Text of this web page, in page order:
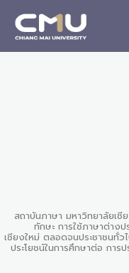
สถาบันภาษา มหาวิทยาลัยเชี
ทักษะ การใช้ภาษาต่าง
เชียงใหม่ ตลอดจนประชาชนทั่
ประโยชน์ในการศึกษาต่อ การ